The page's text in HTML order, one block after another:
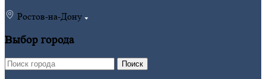
Ростов-на-Дону
Выбор города
Поиск